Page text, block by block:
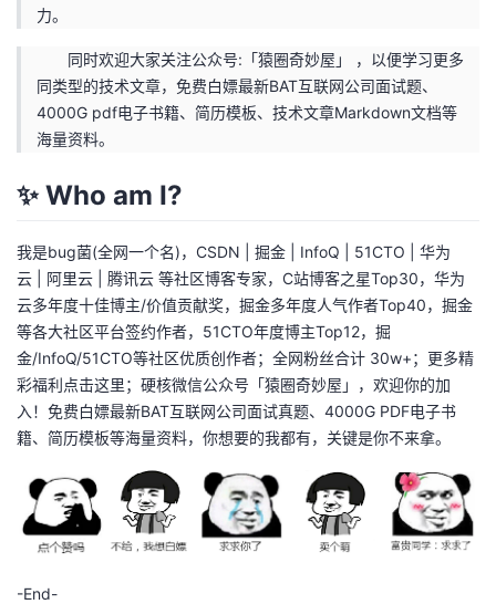
力。
同时欢迎大家关注公众号:「猿圈奇妙屋」 ，以便学习更多
同类型的技术文章，免费白嫖最新BAT互联网公司面试题、
4000G pdf电子书籍、简历模板、技术文章Markdown文档等
海量资料。
✨️ Who am I?
我是bug菌(全网一个名)，CSDN | 掘金 | InfoQ | 51CTO | 华为
云 | 阿里云 | 腾讯云 等社区博客专家，C站博客之星Top30，华为
云多年度十佳博主/价值贡献奖，掘金多年度人气作者Top40，掘金
等各大社区平台签约作者，51CTO年度博主Top12，掘
金/InfoQ/51CTO等社区优质创作者；全网粉丝合计 30w+；更多精
彩福利点击这里；硬核微信公众号「猿圈奇妙屋」，欢迎你的加
入！免费白嫖最新BAT互联网公司面试真题、4000G PDF电子书
籍、简历模板等海量资料，你想要的我都有，关键是你不来拿。
-End-